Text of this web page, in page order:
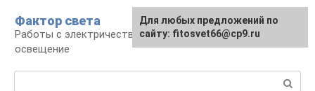
контенту
Фактор света
Работы с электричеством, электроприборы и
освещение
Для любых предложений по
сайту: fitosvet66@cp9.ru